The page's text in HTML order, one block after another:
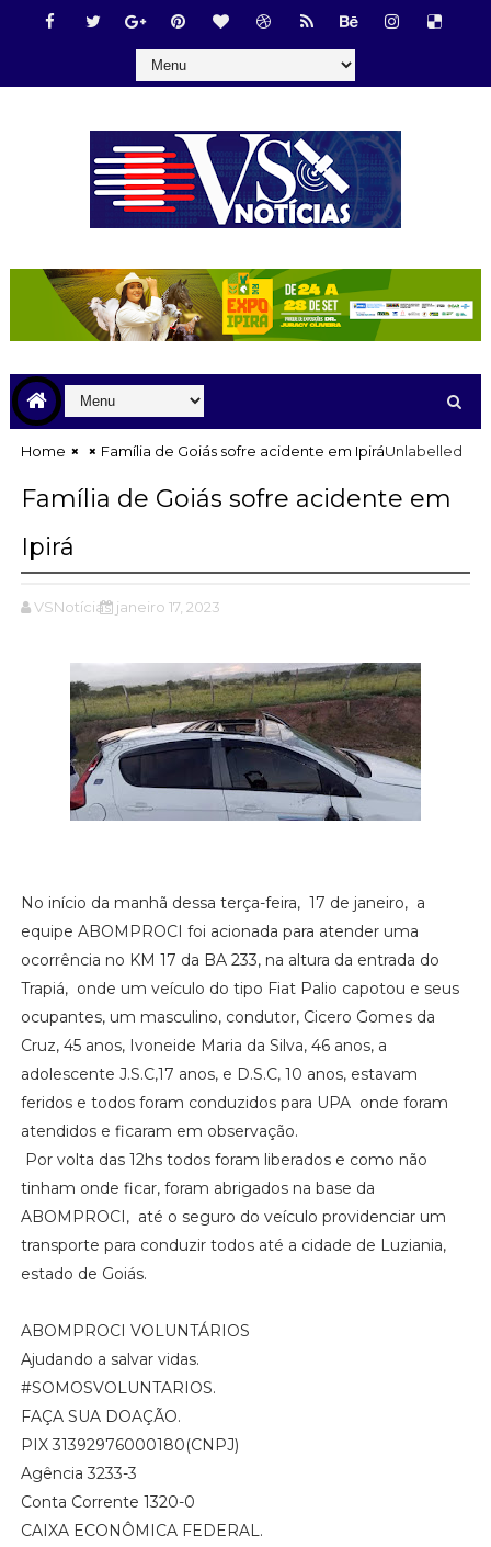
Home Unlabelled
Família de Goiás sofre acidente em Ipirá
Família de Goiás sofre acidente em
Ipirá
VSNotícias janeiro 17, 2023
No início da manhã dessa terça-feira, 17 de janeiro, a
equipe ABOMPROCI foi acionada para atender uma
ocorrência no KM 17 da BA 233, na altura da entrada do
Trapiá, onde um veículo do tipo Fiat Palio capotou e seus
ocupantes, um masculino, condutor, Cicero Gomes da
Cruz, 45 anos, Ivoneide Maria da Silva, 46 anos, a
adolescente J.S.C,17 anos, e D.S.C, 10 anos, estavam
feridos e todos foram conduzidos para UPA onde foram
atendidos e ficaram em observação.
Por volta das 12hs todos foram liberados e como não
tinham onde ficar, foram abrigados na base da
ABOMPROCI, até o seguro do veículo providenciar um
transporte para conduzir todos até a cidade de Luziania,
estado de Goiás.
ABOMPROCI VOLUNTÁRIOS
Ajudando a salvar vidas.
#SOMOSVOLUNTARIOS.
FAÇA SUA DOAÇÃO.
PIX 31392976000180(CNPJ)
Agência 3233-3
Conta Corrente 1320-0
CAIXA ECONÔMICA FEDERAL.